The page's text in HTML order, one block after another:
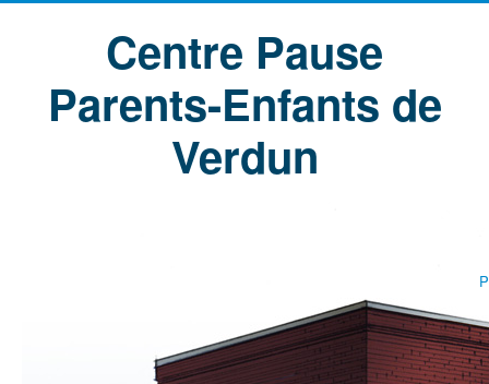
Centre Pause
Parents-Enfants de
Verdun